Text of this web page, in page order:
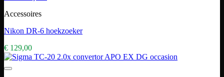
Accessoires
Nikon DR-6 hoekzoeker
€ 129,00